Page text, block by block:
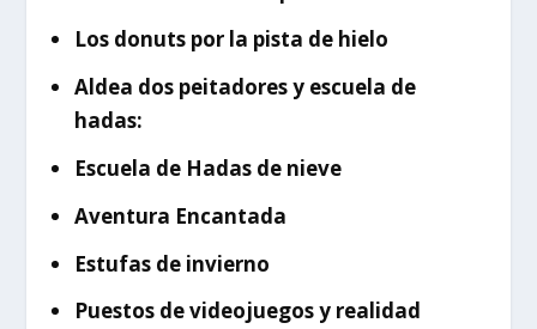
Los donuts por la pista de hielo
Aldea dos peitadores y escuela de
hadas:
Escuela de Hadas de nieve
Aventura Encantada
Estufas de invierno
Puestos de videojuegos y realidad